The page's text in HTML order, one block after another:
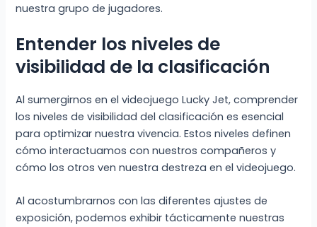
nuestra grupo de jugadores.
Entender los niveles de
visibilidad de la clasificación
Al sumergirnos en el videojuego Lucky Jet, comprender
los niveles de visibilidad del clasificación es esencial
para optimizar nuestra vivencia. Estos niveles definen
cómo interactuamos con nuestros compañeros y
cómo los otros ven nuestra destreza en el videojuego.
Al acostumbrarnos con las diferentes ajustes de
exposición, podemos exhibir tácticamente nuestras